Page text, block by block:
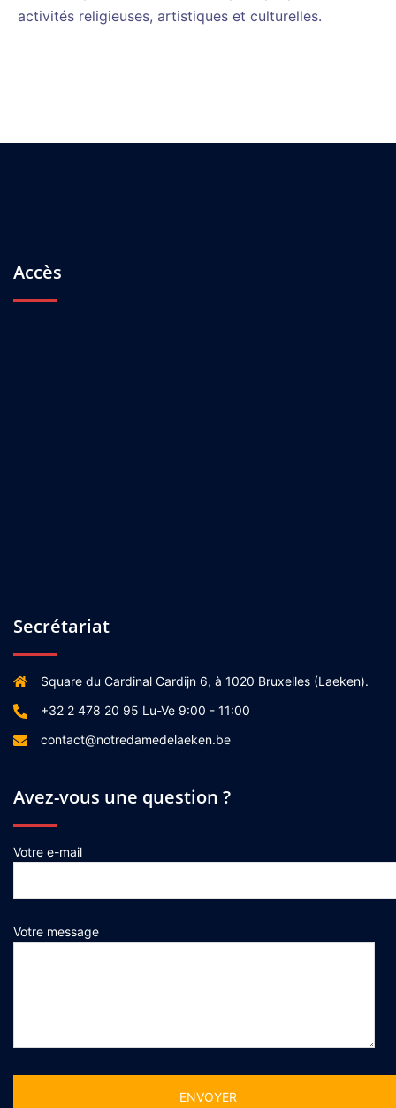
activités religieuses, artistiques et culturelles.
Accès
Secrétariat
Square du Cardinal Cardijn 6, à 1020 Bruxelles (Laeken).
+32 2 478 20 95 Lu-Ve 9:00 - 11:00
contact@notredamedelaeken.be
Avez-vous une question ?
Votre e-mail
Votre message